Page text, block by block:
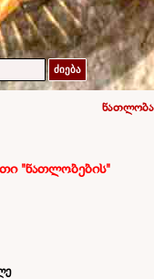
ძიება
ნათლობა
"ნათლობების"